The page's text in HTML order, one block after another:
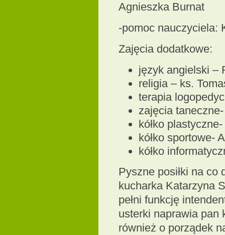
Agnieszka Burnat
-pomoc nauczyciela:
Zajęcia dodatkowe:
język angielski –
religia – ks.
terapia
zajęcia
kółko
kółko sportowe-
kółko
Pyszne posiłki na co
kucharka Katarzyna
pełni funkcję
usterki naprawia pan
również o porządek